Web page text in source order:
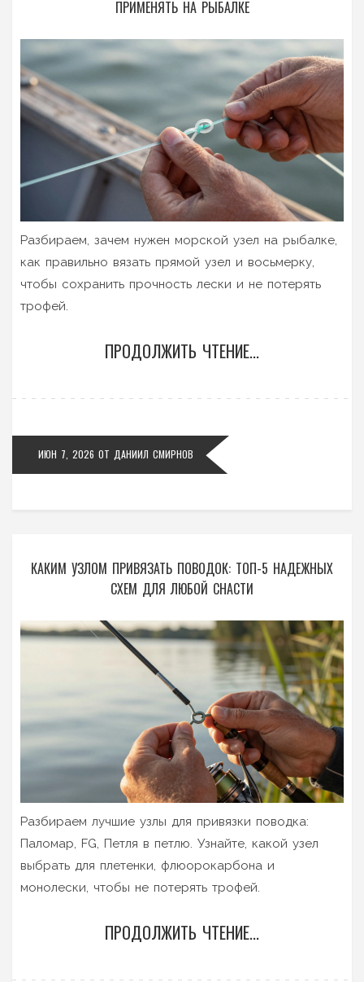
ПРИМЕНЯТЬ НА РЫБАЛКЕ
Разбираем, зачем нужен морской узел на рыбалке,
как правильно вязать прямой узел и восьмерку,
чтобы сохранить прочность лески и не потерять
трофей.
ПРОДОЛЖИТЬ ЧТЕНИЕ...
ИЮН 7, 2026 ОТ ДАНИИЛ СМИРНОВ
КАКИМ УЗЛОМ ПРИВЯЗАТЬ ПОВОДОК: ТОП-5 НАДЕЖНЫХ
СХЕМ ДЛЯ ЛЮБОЙ СНАСТИ
Разбираем лучшие узлы для привязки поводка:
Паломар, FG, Петля в петлю. Узнайте, какой узел
выбрать для плетенки, флюорокарбона и
монолески, чтобы не потерять трофей.
ПРОДОЛЖИТЬ ЧТЕНИЕ...